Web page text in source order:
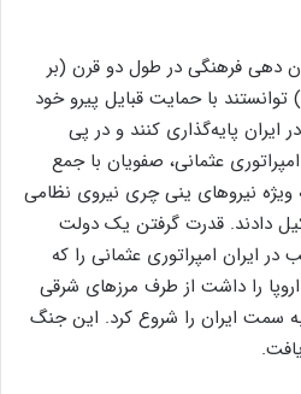
دهی فرهنگی در طول دو قرن (بر
با حمایت قبایل پیرو خود
پایه‌گذاری کنند و در پی
عثمانی، صفویان با جمع
ویژه نیروهای ینی چری نیروی نظامی
دادند. قدرت گرفتن یک دولت
امپراتوری عثمانی را که
را داشت از طرف مرزهای شرقی
سمت ایران را شروع کرد. این جنگ